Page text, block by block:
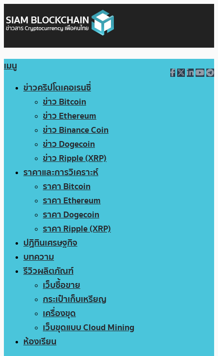
เมนู
ข่าวคริปโตเคอเรนซี่
ข่าว Bitcoin
ข่าว Ethereum
ข่าว Binance Coin
ข่าว Dogecoin
ข่าว Ripple (XRP)
ราคาและการวิเคราะห์
ราคา Bitcoin
ราคา Ethereum
ราคา Dogecoin
ราคา Ripple (XRP)
ปฏิทินเศรษฐกิจ
บทความ
รีวิวผลิตภัณฑ์
เว็บซื้อขาย
กระเป๋าเก็บเหรียญ
เครื่องขุด
เว็บขุดแบบ Cloud Mining
ห้องเรียน